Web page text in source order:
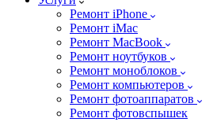
Ремонт iPhone
Ремонт iMac
Ремонт MacBook
Ремонт ноутбуков
Ремонт моноблоков
Ремонт компьютеров
Ремонт фотоаппаратов
Ремонт фотовспышек